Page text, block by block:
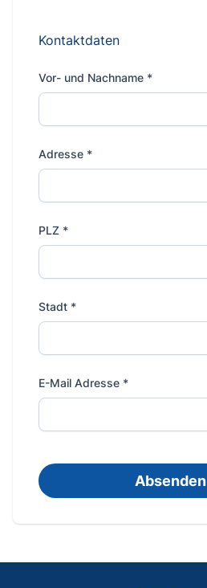
Kontaktdaten
Vor- und Nachname *
Adresse *
PLZ *
Stadt *
E-Mail Adresse *
Absenden